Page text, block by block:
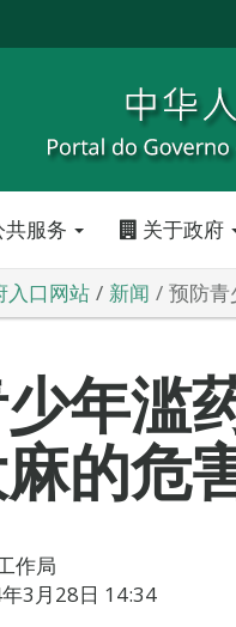
服务 关于政府
入口网站 新闻 预防青
年滥
的危
作局
3月28日 14:34